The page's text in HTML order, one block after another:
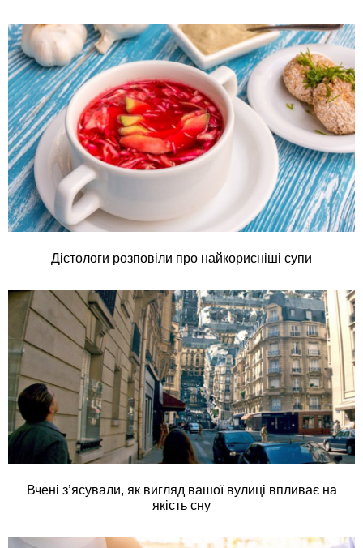
Дієтологи розповіли про найкорисніші супи
Вчені з’ясували, як вигляд вашої вулиці впливає на
якість сну